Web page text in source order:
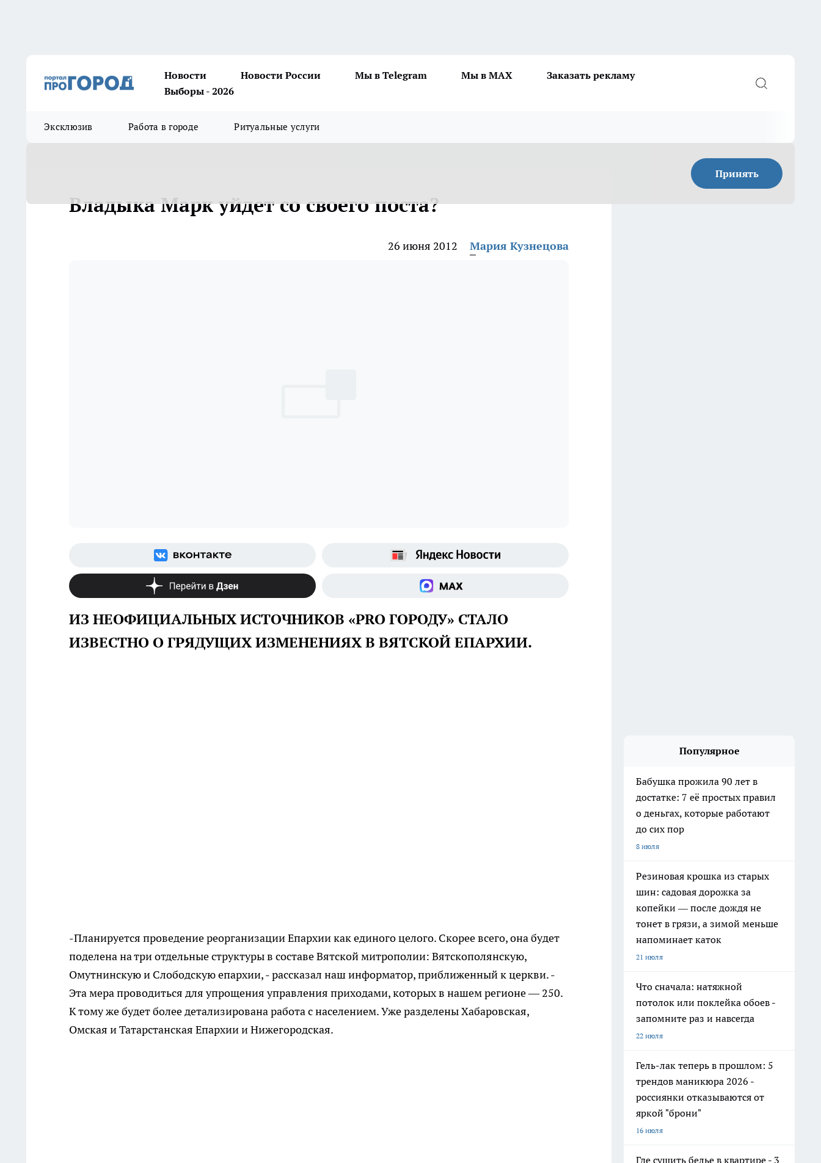
Новости Новости России Мы в Telegram Мы в MAX
Заказать рекламу
Выборы - 2026
Эксклюзив Работа в городе Ритуальные услуги
Принять
Владыка Марк уйдет со своего поста?
26 июня 2012 Мария Кузнецова
ИЗ НЕОФИЦИАЛЬНЫХ ИСТОЧНИКОВ «PRO ГОРОДУ» СТАЛО
ИЗВЕСТНО О ГРЯДУЩИХ ИЗМЕНЕНИЯХ В ВЯТСКОЙ ЕПАРХИИ.
-Планируется проведение реорганизации Епархии как единого целого. Скорее всего, она будет
поделена на три отдельные структуры в составе Вятской митрополии: Вятскополянскую,
Омутнинскую и Слободскую епархии, - рассказал наш информатор, приближенный к церкви. -
Эта мера проводиться для упрощения управления приходами, которых в нашем регионе — 250.
К тому же будет более детализирована работа с населением. Уже разделены Хабаровская,
Омская и Татарстанская Епархии и Нижегородская.
Популярное
Бабушка прожила 90 лет в
достатке: 7 её простых правил
о деньгах, которые работают
до сих пор
8 июля
Резиновая крошка из старых
шин: садовая дорожка за
копейки — после дождя не
тонет в грязи, а зимой меньше
напоминает каток
21 июля
Что сначала: натяжной
потолок или поклейка обоев -
запомните раз и навсегда
22 июля
Гель-лак теперь в прошлом: 5
трендов маникюра 2026 -
россиянки отказываются от
яркой "брони"
16 июля
Где сушить белье в квартире - 3